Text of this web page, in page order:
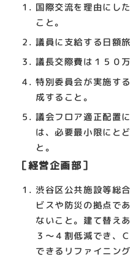
国際交流を理由にし
こと。
議員に支給する日額
議長交際費は１５０
特別委員会が実施す
成すること。
議会フロア適正配置
は、必要最小限にと
と。
［経営企画部］
渋谷区公共施設等総
ビスや防災の拠点で
ないこと。建て替え
３～４割低減でき、
できるリファイニン